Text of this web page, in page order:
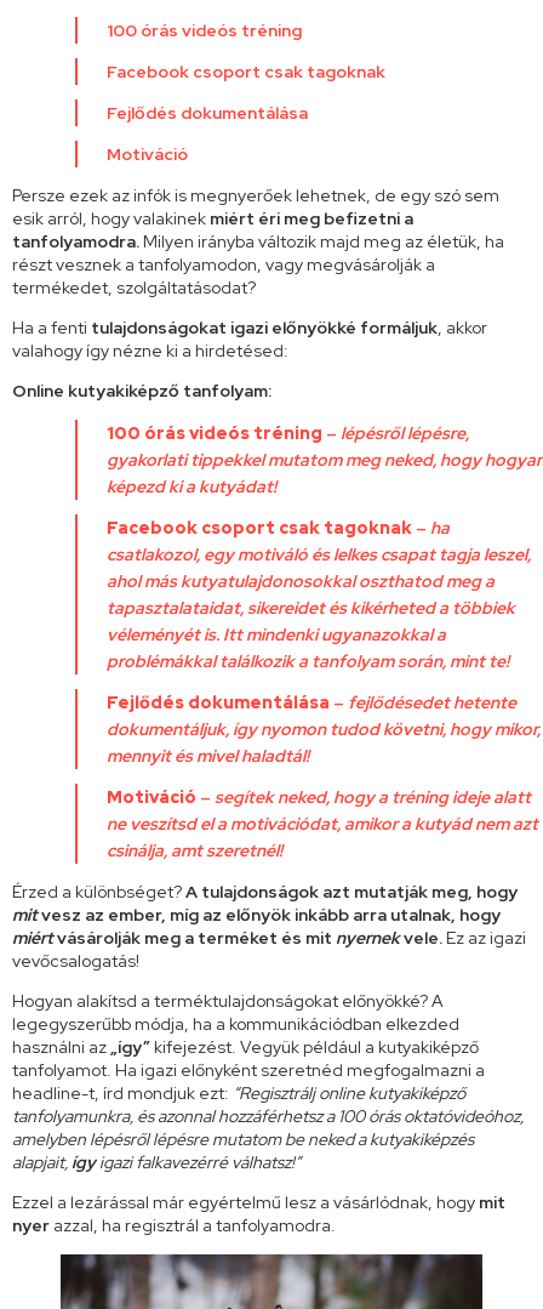
100 órás videós tréning
Facebook csoport csak tagoknak
Fejlődés dokumentálása
Motiváció
Persze ezek az infók is megnyerőek lehetnek, de egy szó sem
esik arról, hogy valakinek miért éri meg befizetni a
tanfolyamodra. Milyen irányba változik majd meg az életük, ha
részt vesznek a tanfolyamodon, vagy megvásárolják a
termékedet, szolgáltatásodat?
Ha a fenti tulajdonságokat igazi előnyökké formáljuk, akkor
valahogy így nézne ki a hirdetésed:
Online kutyakiképző tanfolyam:
100 órás videós tréning – lépésről lépésre,
gyakorlati tippekkel mutatom meg neked, hogy
képezd ki a kutyádat!
Facebook csoport csak tagoknak – ha
csatlakozol, egy motiváló és lelkes csapat tagja leszel,
ahol más kutyatulajdonosokkal oszthatod meg a
tapasztalataidat, sikereidet és kikérheted a többiek
véleményét is. Itt mindenki ugyanazokkal a
problémákkal találkozik a tanfolyam során, mint te!
Fejlődés dokumentálása – fejlődésedet hetente
dokumentáljuk, így nyomon tudod követni, hogy mikor,
mennyit és mivel haladtál!
Motiváció – segítek neked, hogy a tréning ideje alatt
ne veszítsd el a motivációdat, amikor a kutyád nem azt
csinálja, amt szeretnél!
Érzed a különbséget?A tulajdonságok azt mutatják meg, hogy
mitvesz az ember, míg az előnyök inkább arra utalnak, hogy
miértvásárolják meg a terméket és mit nyernekvele. Ez az igazi
vevőcsalogatás!
Hogyan alakítsd a terméktulajdonságokat előnyökké? A
legegyszerűbb módja, ha a kommunikációdban elkezded
használni az „így” kifejezést. Vegyük például a kutyakiképző
tanfolyamot. Ha igazi előnyként szeretnéd megfogalmazni a
headline-t, írd mondjuk ezt: “Regisztrálj online kutyakiképző
tanfolyamunkra, és azonnal hozzáférhetsz a 100 órás oktatóvideóhoz,
amelyben lépésről lépésre mutatom be neked a kutyakiképzés
alapjait, ígyigazi falkavezérré válhatsz!”
Ezzel a lezárással már egyértelmű lesz a vásárlódnak, hogy mit
nyer azzal, ha regisztrál a tanfolyamodra.